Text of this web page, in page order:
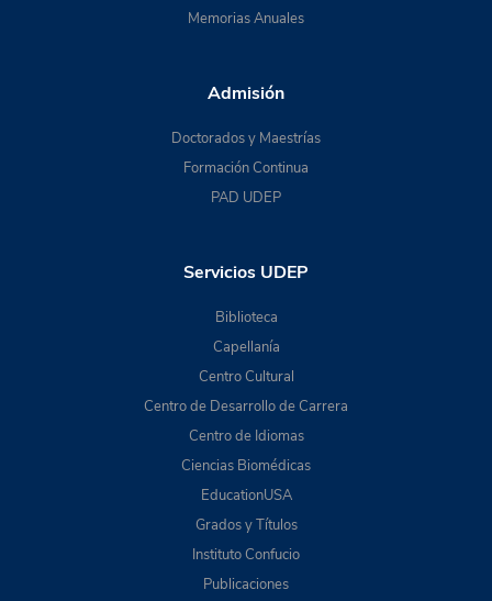
Memorias Anuales
Admisión
Doctorados y Maestrías
Formación Continua
PAD UDEP
Servicios UDEP
Biblioteca
Capellanía
Centro Cultural
Centro de Desarrollo de Carrera
Centro de Idiomas
Ciencias Biomédicas
EducationUSA
Grados y Títulos
Instituto Confucio
Publicaciones